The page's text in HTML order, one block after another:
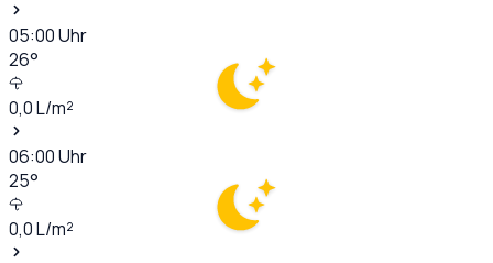
05:00Uhr
26°
0,0L/m²
06:00Uhr
25°
0,0L/m²